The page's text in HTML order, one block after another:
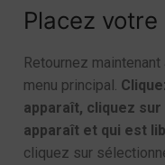
Placez
Retournez
menu principal.
apparaît, cliquez
apparaît et qui est
cliquez sur